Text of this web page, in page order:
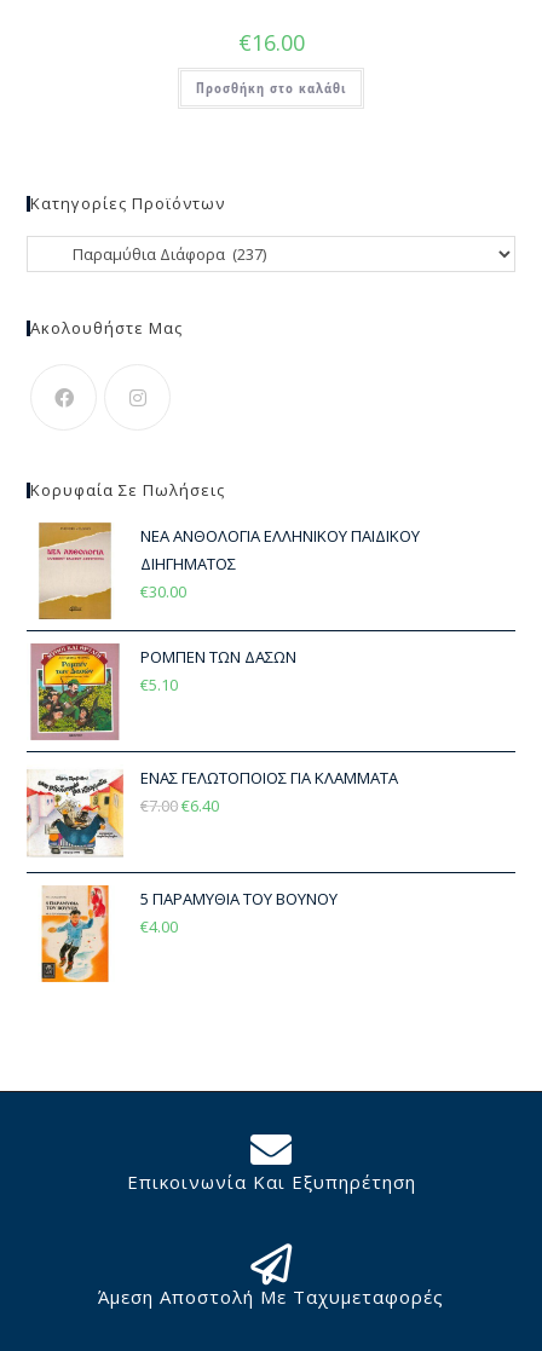
€16.00
Προσθήκη στο καλάθι
Κατηγορίες Προϊόντων
Ακολουθήστε Μας
Κορυφαία Σε Πωλήσεις
ΝΕΑ ΑΝΘΟΛΟΓΙΑ ΕΛΛΗΝΙΚΟΥ ΠΑΙΔΙΚΟΥ
ΔΙΗΓΗΜΑΤΟΣ
€30.00
ΡΟΜΠΕΝ ΤΩΝ ΔΑΣΩΝ
€5.10
ΕΝΑΣ ΓΕΛΩΤΟΠΟΙΟΣ ΓΙΑ ΚΛΑΜΜΑΤΑ
€7.00€6.40
5 ΠΑΡΑΜΥΘΙΑ ΤΟΥ ΒΟΥΝΟΥ
€4.00
Επικοινωνία Και Εξυπηρέτηση
Άμεση Αποστολή Με Ταχυμεταφορές